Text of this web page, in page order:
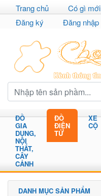
Trang chủ Có gì mới
Đăng ký
Đăng nhập
ĐỒ
GIA
DỤNG,
NỘI
THẤT,
CÂY
CẢNH
ĐỒ
ĐIỆN
TỬ
XE
CỘ
DANH MỤC SẢN PHẨM